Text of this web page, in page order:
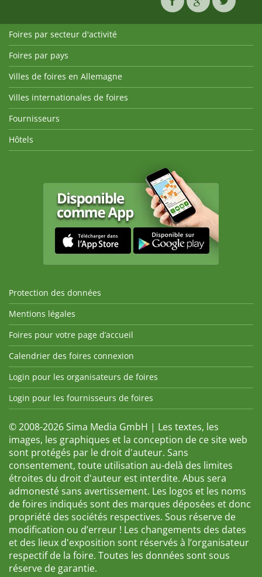
Foires par secteur d'activité
Foires par pays
Villes de foires en Allemagne
Villes internationales de foires
Fournisseurs
Hôtels
Protection des données
Mentions légales
Foires pour votre page d’accueil
Calendrier des foires connexion
Login pour les organisateurs de foires
Login pour les fournisseurs de foires
© 2008-2026 Sima Media GmbH | Les textes, les
images, les graphiques et la conception de ce site web
sont protégés par le droit d'auteur. Sans
consentement, toute utilisation au-delà des limites
étroites du droit d'auteur est interdite. Abus sera
admonesté sans avertissement. Les logos et les noms
de foires indiqués sont des marques déposées et donc
propriété des sociétés respectives. Sous réserve de
modification ou d’erreur ! Les changements des dates
et des lieux d'exposition sont réservés à l’organisateur
respectif de la foire. Toutes les données sont sous
réserve de garantie.